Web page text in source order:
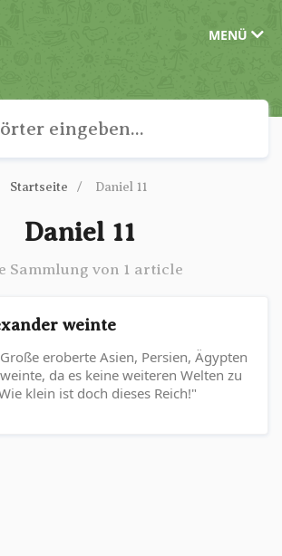
MENÜ
Startseite Daniel 11
Daniel 11
Sammlung von 1 article
weinte
eroberte Asien, Persien, Ägypten
da es keine weiteren Welten zu
klein ist doch dieses Reich!"